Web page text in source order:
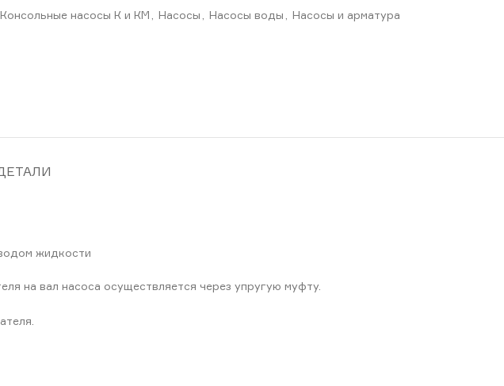
Консольные насосы К и КМ Насосы Насосы воды Насосы и арматура
жидкости
на вал насоса осуществляется через упругую муфту.